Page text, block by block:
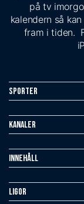
på tv
kalendern så
fram i tiden.
Sporter
Kanaler
Innehåll
Ligor